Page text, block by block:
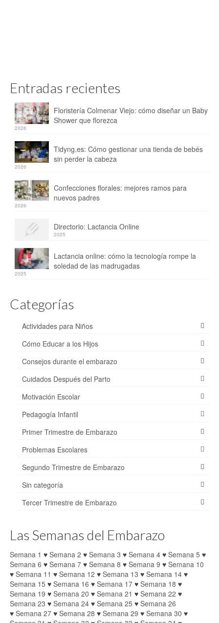
Entradas recientes
Floristería Colmenar Viejo: cómo diseñar un Baby
Shower que florezca
2026
Tidyng.es: Cómo gestionar una tienda de bebés
sin perder la cabeza
2026
Confecciones florales: mejores ramos para
nuevos padres
2026
Directorio: Lactancia Online
2025
Lactancia online: cómo la tecnología rompe la
soledad de las madrugadas
2025
Categorías
Actividades para Niños
Cómo Educar a los Hijos
Consejos durante el embarazo
Cuidados Después del Parto
Motivación Escolar
Pedagogía Infantil
Primer Trimestre de Embarazo
Problemas Escolares
Segundo Trimestre de Embarazo
Sin categoría
Tercer Trimestre de Embarazo
Las Semanas del Embarazo
Semana 1 ♥ Semana 2 ♥ Semana 3 ♥ Semana 4 ♥ Semana 5 ♥
Semana 6 ♥ Semana 7 ♥ Semana 8 ♥ Semana 9 ♥ Semana 10
♥ Semana 11 ♥ Semana 12 ♥ Semana 13 ♥ Semana 14 ♥
Semana 15 ♥ Semana 16 ♥ Semana 17 ♥ Semana 18 ♥
Semana 19 ♥ Semana 20 ♥ Semana 21 ♥ Semana 22 ♥
Semana 23 ♥ Semana 24 ♥ Semana 25 ♥ Semana 26
♥ Semana 27 ♥ Semana 28 ♥ Semana 29 ♥ Semana 30 ♥